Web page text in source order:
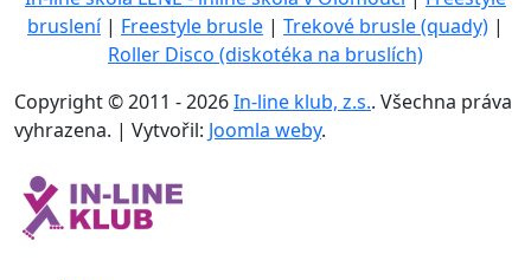
bruslení| Freestyle brusle | Trekové brusle (quady) |
Roller Disco (diskotéka na bruslích)
Copyright © 2011 - 2026In-line klub, z.s.. Všechna práva
vyhrazena. | Vytvořil: Joomla weby.